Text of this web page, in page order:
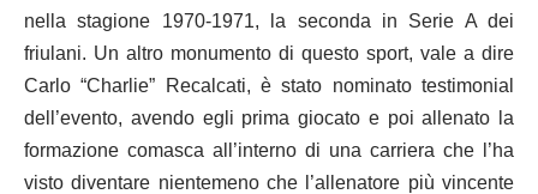
nella stagione 1970-1971, la seconda in Serie A dei
friulani. Un altro monumento di questo sport, vale a dire
Carlo “Charlie” Recalcati, è stato nominato testimonial
dell’evento, avendo egli prima giocato e poi allenato la
formazione comasca all’interno di una carriera che l’ha
visto diventare nientemeno che l’allenatore più vincente